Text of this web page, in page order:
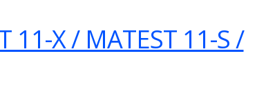
11-X / MATEST 11-S /